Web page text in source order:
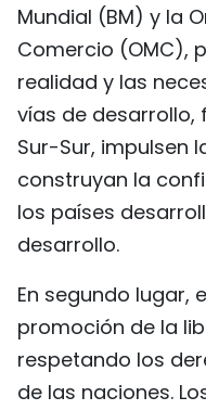
Mundial (BM) y la
Comercio (OMC),
realidad y las
vías de
Sur-Sur, impulsen
construyan la
los países
desarrollo.
En segundo lugar,
promoción de la
respetando los
de las naciones.